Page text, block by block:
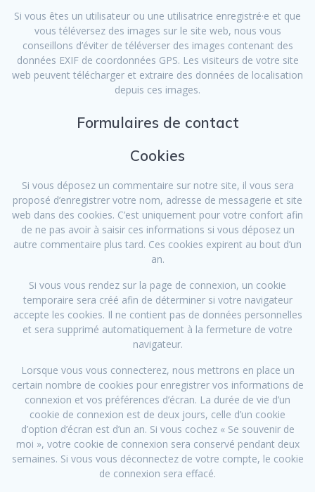
Si vous êtes un utilisateur ou une utilisatrice enregistré·e et que
vous téléversez des images sur le site web, nous vous
conseillons d’éviter de téléverser des images contenant des
données EXIF de coordonnées GPS. Les visiteurs de votre site
web peuvent télécharger et extraire des données de localisation
depuis ces images.
Formulaires de contact
Cookies
Si vous déposez un commentaire sur notre site, il vous sera
proposé d’enregistrer votre nom, adresse de messagerie et site
web dans des cookies. C’est uniquement pour votre confort afin
de ne pas avoir à saisir ces informations si vous déposez un
autre commentaire plus tard. Ces cookies expirent au bout d’un
an.
Si vous vous rendez sur la page de connexion, un cookie
temporaire sera créé afin de déterminer si votre navigateur
accepte les cookies. Il ne contient pas de données personnelles
et sera supprimé automatiquement à la fermeture de votre
navigateur.
Lorsque vous vous connecterez, nous mettrons en place un
certain nombre de cookies pour enregistrer vos informations de
connexion et vos préférences d’écran. La durée de vie d’un
cookie de connexion est de deux jours, celle d’un cookie
d’option d’écran est d’un an. Si vous cochez « Se souvenir de
moi », votre cookie de connexion sera conservé pendant deux
semaines. Si vous vous déconnectez de votre compte, le cookie
de connexion sera effacé.